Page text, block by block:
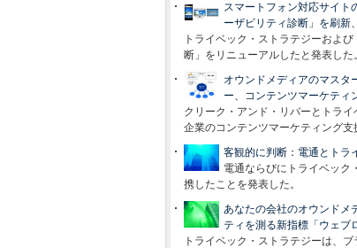
スマートフォン対応サイト
ーザビリティ診断」を刷新
トライベック・ストラテジーおよ
断」をリニューアルしたと発表した。
オウンドメディアのマスタ
ー、コンテンツマーケティ
クリーク・アンド・リバーとトラ
企業のコンテンツマーケティング支
客観的に判断：電通とトラ
電通ならびにトライベック
携したことを発表した。
あなたの会社のオウンドメ
ティを測る新指標「ウェブ
トライベック・ストラテジーは、